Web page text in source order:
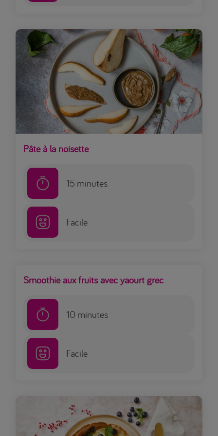
Pâte à la noisette
15 minutes
Facile
Smoothie aux fruits avec yaourt grec
10 minutes
Facile